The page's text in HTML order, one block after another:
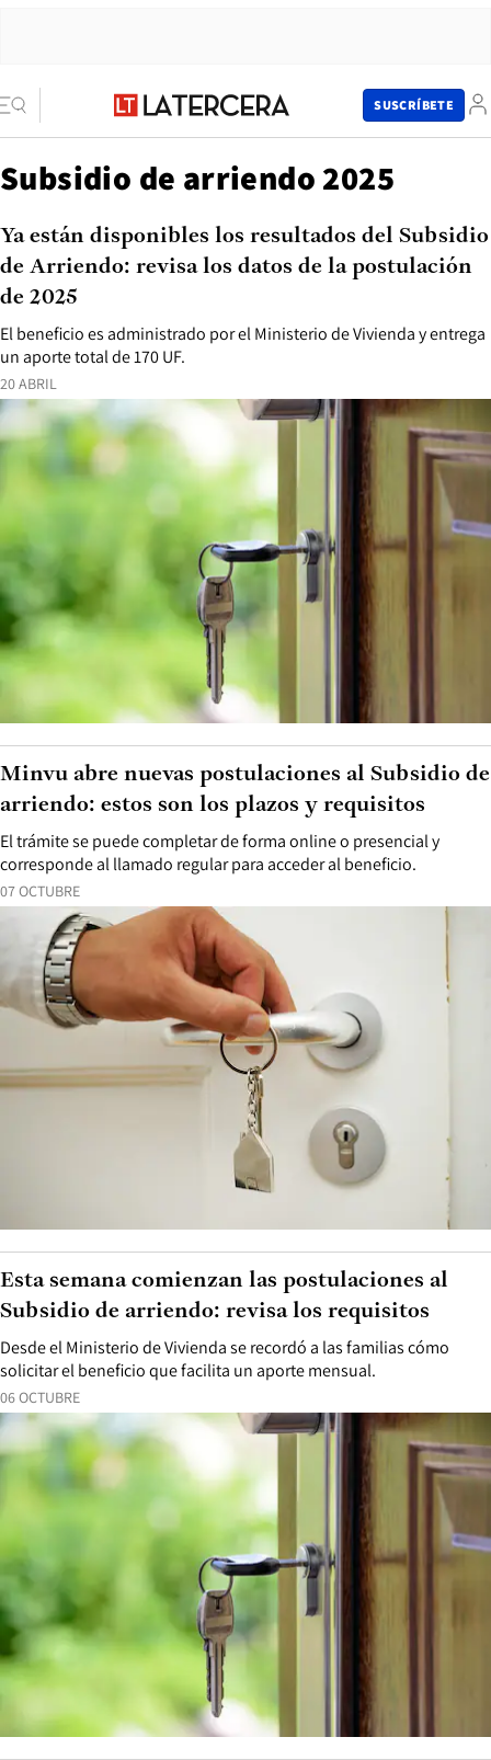
SUSCRÍBETE
Subsidio de arriendo 2025
20 ABRIL
El beneficio es administrado por el Ministerio de Vivienda y entrega
un aporte total de 170 UF.
Ya están disponibles los resultados del Subsidio
de Arriendo: revisa los datos de la postulación
de 2025
07 OCTUBRE
El trámite se puede completar de forma online o presencial y
corresponde al llamado regular para acceder al beneficio.
Minvu abre nuevas postulaciones al Subsidio de
arriendo: estos son los plazos y requisitos
06 OCTUBRE
Desde el Ministerio de Vivienda se recordó a las familias cómo
solicitar el beneficio que facilita un aporte mensual.
Esta semana comienzan las postulaciones al
Subsidio de arriendo: revisa los requisitos